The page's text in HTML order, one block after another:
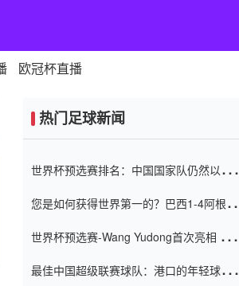
欧冠杯直播
热门足球新闻
世界杯预选赛排名：中国国家队仍然以6分
您是如何获得世界第一的？巴西1-4阿根
世界杯预选赛-Wang Yudong首次亮相 中国
最佳中国超级联赛球队：港口的年轻球员在